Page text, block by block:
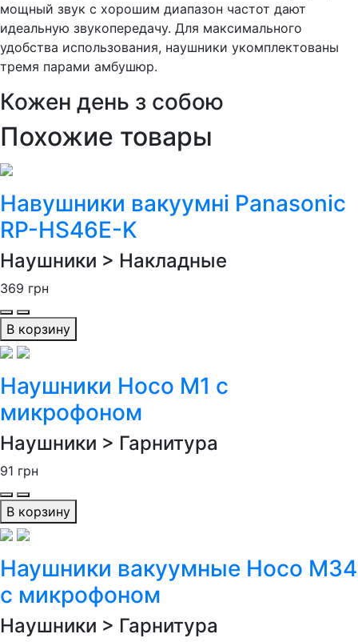
мощный звук с хорошим диапазон частот дают
идеальную звукопередачу. Для максимального
удобства использования, наушники укомплектованы
тремя парами амбушюр.
Кожен день з собою
Похожие товары
Навушники вакуумні Panasonic
RP-HS46E-K
Наушники > Накладные
369 грн
В корзину
Наушники Hoco M1 с
микрофоном
Наушники > Гарнитура
91 грн
В корзину
Наушники вакуумные Hoco M34
с микрофоном
Наушники > Гарнитура